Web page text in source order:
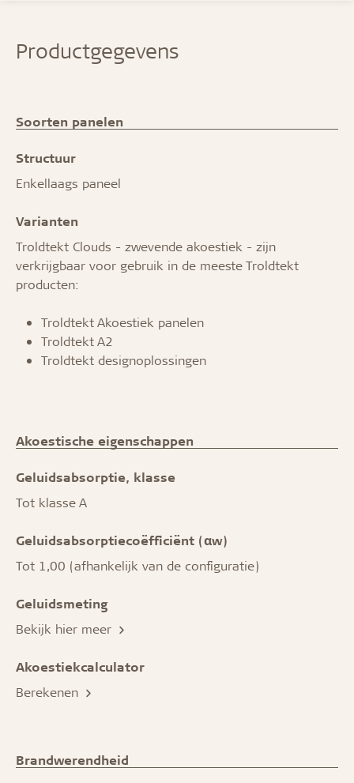
Productgegevens
Soorten panelen
Structuur
Enkellaags paneel
Varianten
Troldtekt Clouds - zwevende akoestiek - zijn
verkrijgbaar voor gebruik in de meeste Troldtekt
producten:
Troldtekt Akoestiek panelen
Troldtekt A2
Troldtekt designoplossingen
Akoestische eigenschappen
Geluidsabsorptie, klasse
Tot klasse A
Geluidsabsorptiecoëfficiënt (αw)
Tot 1,00 (afhankelijk van de configuratie)
Geluidsmeting
Bekijk hier meer
Akoestiekcalculator
Berekenen
Brandwerendheid